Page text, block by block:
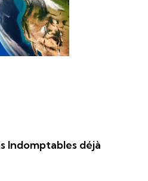
Indomptables déjà